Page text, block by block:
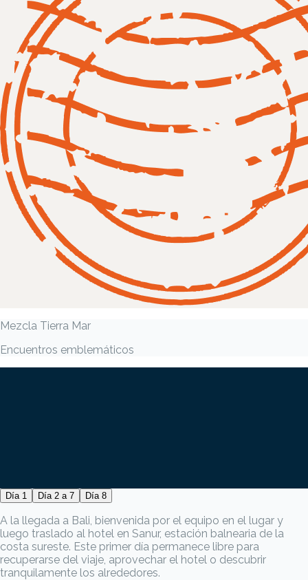
Mezcla Tierra Mar
Encuentros emblemáticos
Día 1 Día 2 a 7 Día 8
A la llegada a Bali, bienvenida por el equipo en el lugar y
luego traslado al hotel en Sanur, estación balnearia de la
costa sureste. Este primer día permanece libre para
recuperarse del viaje, aprovechar el hotel o descubrir
tranquilamente los alrededores.